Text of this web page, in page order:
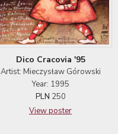
Dico Cracovia '95
Artist: Mieczysław Górowski
Year: 1995
PLN 250
View poster